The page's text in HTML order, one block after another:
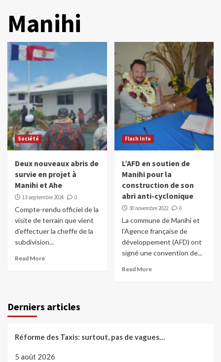
Manihi
Société
Deux nouveaux abris de
survie en projet à
Manihi et Ahe
13 septembre 2024 0
Compte-rendu officiel de la
visite de terrain que vient
d’effectuer la cheffe de la
subdivision...
Read More
Flash Info
L’AFD en soutien de
Manihi pour la
construction de son
abri anti-cyclonique
30 novembre 2022 0
La commune de Manihi et
l’Agence française de
développement (AFD) ont
signé une convention de...
Read More
Derniers articles
Réforme des Taxis: surtout, pas de vagues…
5 août 2026